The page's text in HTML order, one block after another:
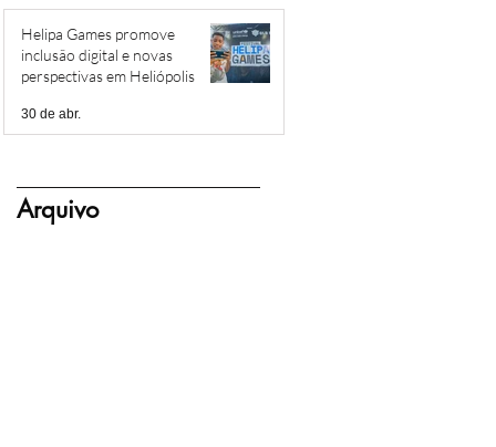
Helipa Games promove
inclusão digital e novas
perspectivas em Heliópolis
30 de abr.
Arquivo